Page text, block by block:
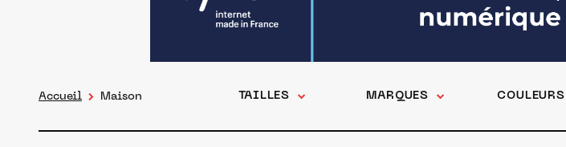
Accueil Maison TAILLES MARQUES COULEURS